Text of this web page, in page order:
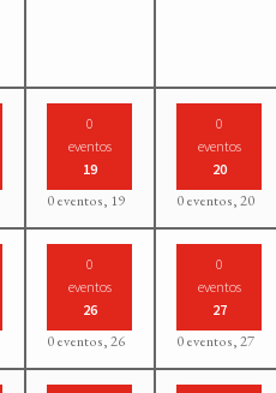
0
eventos
19
0 eventos, 19
0
eventos
20
0 eventos,20
0
eventos
26
0 eventos,26
0
eventos
27
0 eventos,27